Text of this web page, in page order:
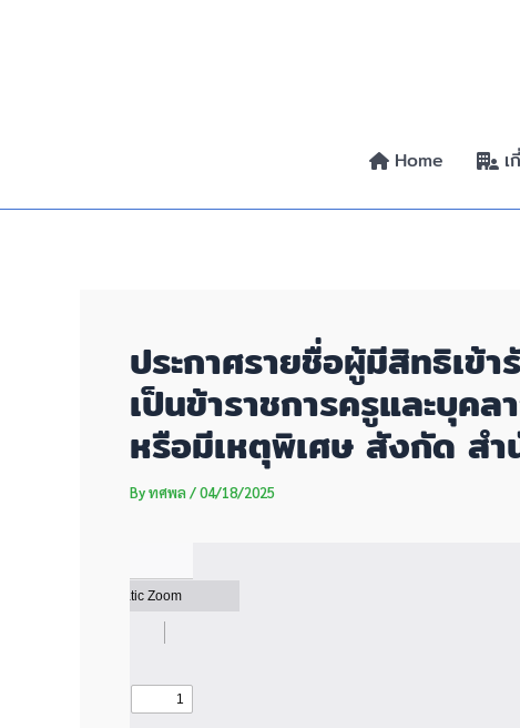
Home เ
ประกาศรายชื่อผู้มีสิทธิเข้
เป็นข้าราชการครูและบุค
หรือมีเหตุพิเศษ สังกัด ส
Byทศพล/04/18/2025